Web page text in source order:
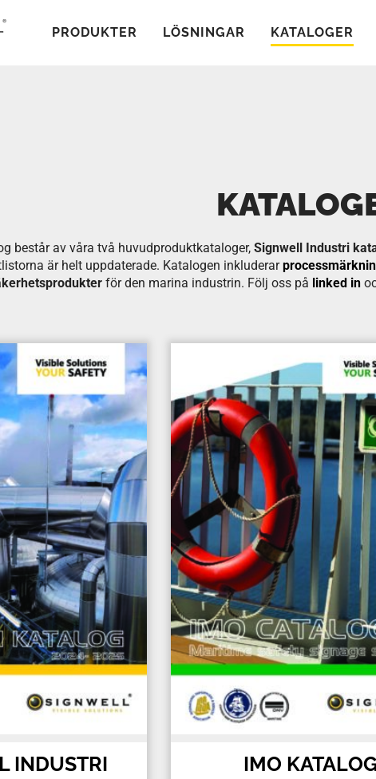
PRODUKTER LÖSNINGAR KATALOGER
består av våra två huvudproduktkataloger, Signwell Industri
är helt uppdaterade. Katalogen inkluderar
för den marina industrin. Följ oss på linked in
INDUSTRI
IMO KATALOG